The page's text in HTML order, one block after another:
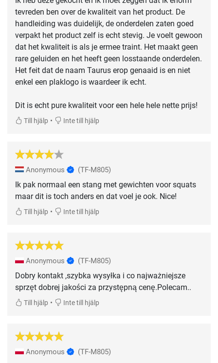
tevreden ben over de kwaliteit van het product. De
handleiding was duidelijk, de onderdelen zaten goed
verpakt het product zelf is echt stevig. Je voelt gewoon
dat het kwaliteit is als je ermee traint. Het maakt geen
rare geluiden en het heeft geen losstaande onderdelen.
Het feit dat de naam Taurus erop genaaid is en niet
enkel een plaklogo is waardeer ik echt.
Dit is echt pure kwaliteit voor een hele hele nette prijs!
Till hjälp • Inte till hjälp
Anonymous (TF-M805)
Ik pak normaal een stang met gewichten voor squats
maar dit is toch anders en dat voel je ook. Nice!
Till hjälp • Inte till hjälp
Anonymous (TF-M805)
Dobry kontakt ,szybka wysyłka i co najważniejsze
sprzęt dobrej jakości za przystępną cenę.Polecam..
Till hjälp • Inte till hjälp
Anonymous (TF-M805)